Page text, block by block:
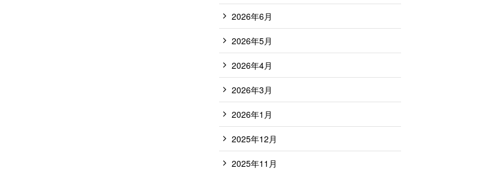
2026年6月
2026年5月
2026年4月
2026年3月
2026年1月
2025年12月
2025年11月